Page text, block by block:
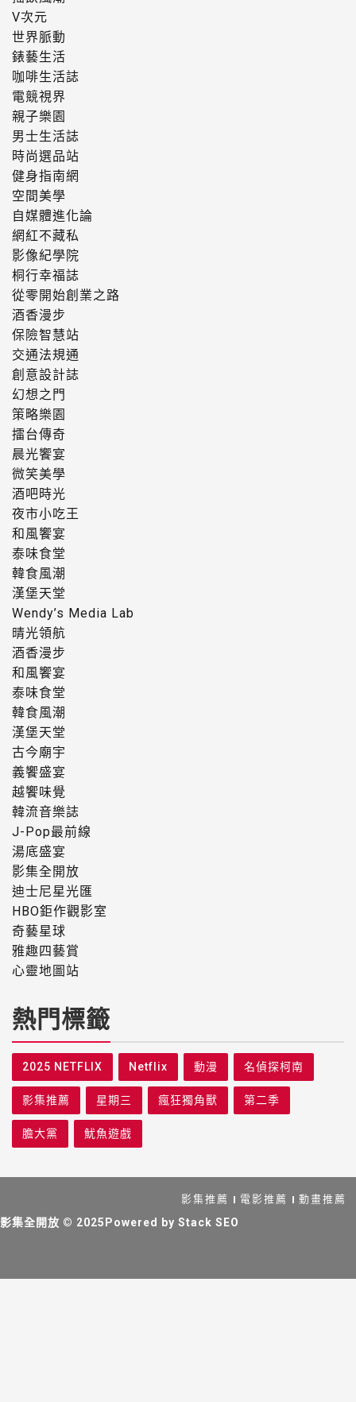
V次元
世界脈動
錶藝生活
咖啡生活誌
電競視界
親子樂園
男士生活誌
時尚選品站
健身指南網
空間美學
自媒體進化論
網紅不藏私
影像紀學院
桐行幸福誌
從零開始創業之路
酒香漫步
保險智慧站
交通法規通
創意設計誌
幻想之門
策略樂園
擂台傳奇
晨光饗宴
微笑美學
酒吧時光
夜市小吃王
和風饗宴
泰味食堂
韓食風潮
漢堡天堂
Wendy’s Media Lab
晴光領航
酒香漫步
和風饗宴
泰味食堂
韓食風潮
漢堡天堂
古今廟宇
義饗盛宴
越饗味覺
韓流音樂誌
J-Pop最前線
湯底盛宴
影集全開放
迪士尼星光匯
HBO鉅作觀影室
奇藝星球
雅趣四藝賞
心靈地圖站
熱門標籤
2025 NETFLIX Netflix 動漫 名偵探柯南
影集推薦 星期三 瘋狂獨角獸 第二季
膽大黨 魷魚遊戲
影集全開放 © 2025Powered by Stack SEO
影集推薦 電影推薦 動畫推薦